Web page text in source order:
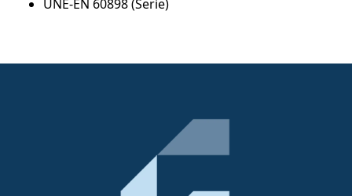
UNE-EN 60898 (Serie)